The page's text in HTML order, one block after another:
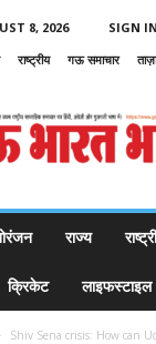
8, 2026
SIGN
राष्ट्रीय गऊ समाचार ताज़ा
राज्य
क्रिकेट लाइफस्टाइल
Shiv Sena crisis: How can